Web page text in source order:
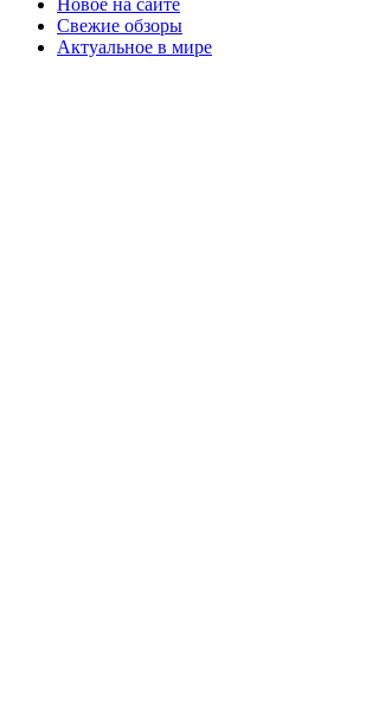
Свежие обзоры
Актуальное в мире